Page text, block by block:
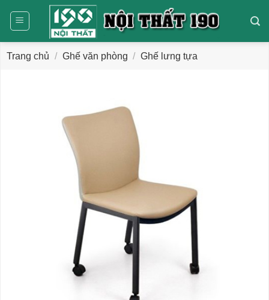
dung
Trang chủ / Ghế văn phòng / Ghế lưng tựa